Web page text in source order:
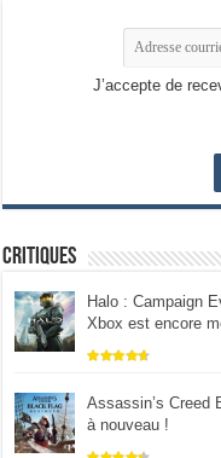
J’accepte de
Critiques
Halo : Campaign
Xbox est encore
Assassin’s Creed
à nouveau !